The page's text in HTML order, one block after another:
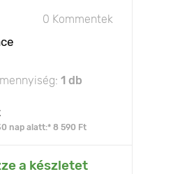
0 Kommentek
1 db
nap alatt:* 8 590 Ft
a készletet